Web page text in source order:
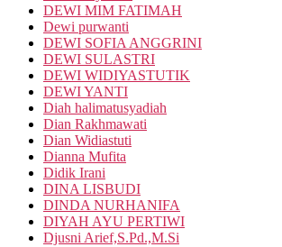
DEWI MIM FATIMAH
Dewi purwanti
DEWI SOFIA ANGGRINI
DEWI SULASTRI
DEWI WIDIYASTUTIK
DEWI YANTI
Diah halimatusyadiah
Dian Rakhmawati
Dian Widiastuti
Dianna Mufita
Didik Irani
DINA LISBUDI
DINDA NURHANIFA
DIYAH AYU PERTIWI
Djusni Arief,S.Pd.,M.Si